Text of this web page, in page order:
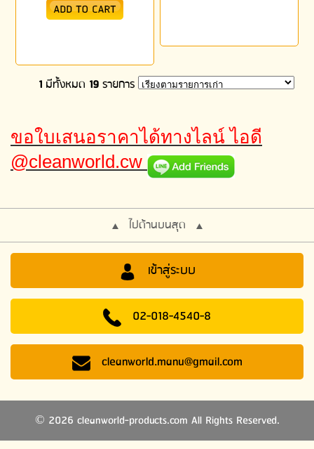
1 มีทั้งหมด 19รายการ
ขอใบเสนอราคาได้ทางไลน์ ไอดี
@cleanworld.cw
ไปด้านบนสุด
เข้าสู่ระบบ
02-018-4540-8
cleanworld.manu@gmail.com
© 2026 cleanworld-products.com All Rights Reserved.